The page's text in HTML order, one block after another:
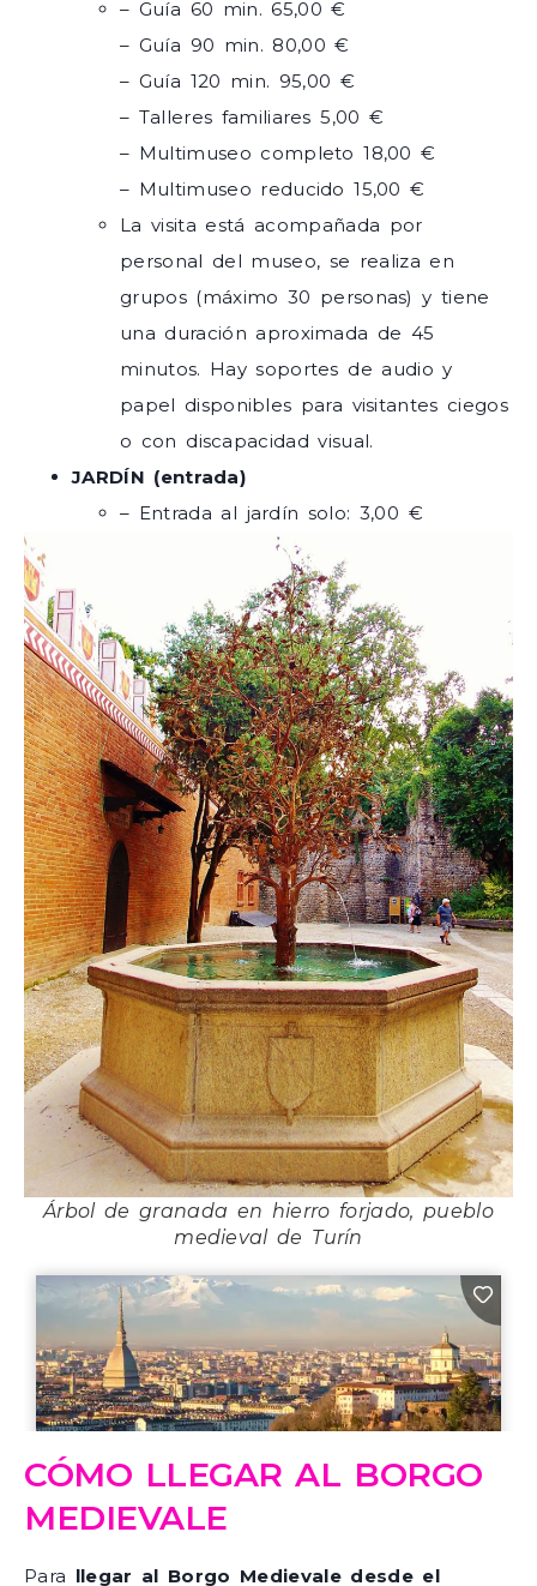
– Guía 60 min. 65,00 €
– Guía 90 min. 80,00 €
– Guía 120 min. 95,00 €
– Talleres familiares 5,00 €
– Multimuseo completo 18,00 €
– Multimuseo reducido 15,00 €
La visita está acompañada por
personal del museo, se realiza en
grupos (máximo 30 personas) y tiene
una duración aproximada de 45
minutos. Hay soportes de audio y
papel disponibles para visitantes ciegos
o con discapacidad visual.
JARDÍN (entrada)
– Entrada al jardín solo: 3,00 €
Árbol de granada en hierro forjado, pueblo
medieval de Turín
CÓMO LLEGAR AL BORGO
MEDIEVALE
Para llegar al Borgo Medievale desde el